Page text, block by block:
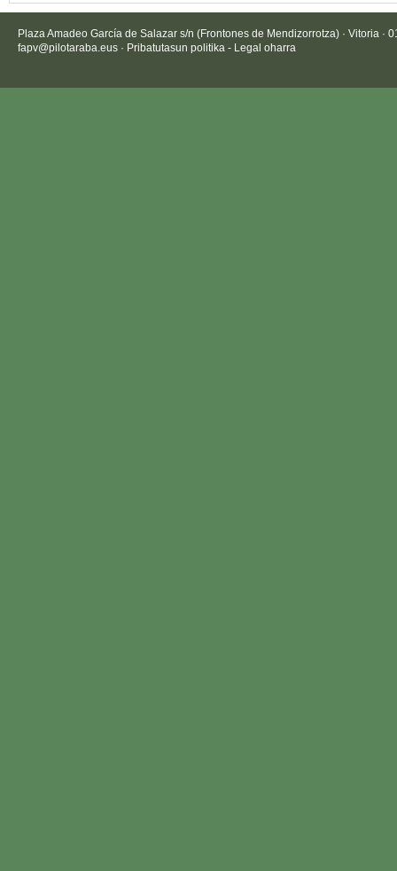
Plaza Amadeo García de Salazar s/n (Frontones de Mendizorrotza) · Vitoria ·
fapv@pilotaraba.eus · Pribatutasun politika - Legal oharra